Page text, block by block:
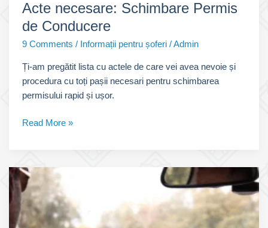
Acte necesare: Schimbare Permis
de Conducere
9 Comments / Informații pentru șoferi /Admin
Ți-am pregătit lista cu actele de care vei avea nevoie și
procedura cu toți pașii necesari pentru schimbarea
permisului rapid și ușor.
Acte
Schimbare
Permis
de
Conducere
Read More »